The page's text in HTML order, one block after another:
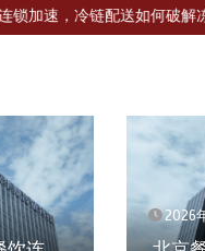
链配送如何破解冻品食材流
2026